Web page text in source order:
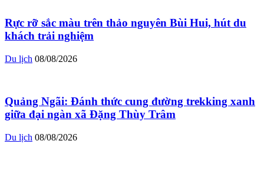
Rực rỡ sắc màu trên thảo nguyên Bùi Hui, hút du
khách trải nghiệm
Du lịch 08/08/2026
Quảng Ngãi: Đánh thức cung đường trekking xanh
giữa đại ngàn xã Đặng Thùy Trâm
Du lịch 08/08/2026